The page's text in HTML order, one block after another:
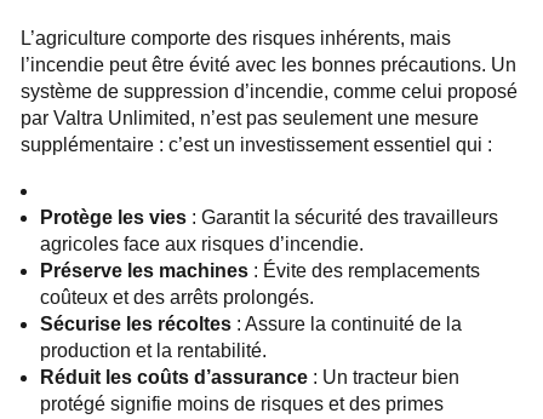
L’agriculture comporte des risques inhérents, mais
l’incendie peut être évité avec les bonnes précautions. Un
système de suppression d’incendie, comme celui proposé
par Valtra Unlimited, n’est pas seulement une mesure
supplémentaire : c’est un investissement essentiel qui :
Protège les vies: Garantit la sécurité des travailleurs
agricoles face aux risques d’incendie.
Préserve les machines: Évite des remplacements
coûteux et des arrêts prolongés.
Sécurise les récoltes: Assure la continuité de la
production et la rentabilité.
Réduit les coûts d’assurance: Un tracteur bien
protégé signifie moins de risques et des primes